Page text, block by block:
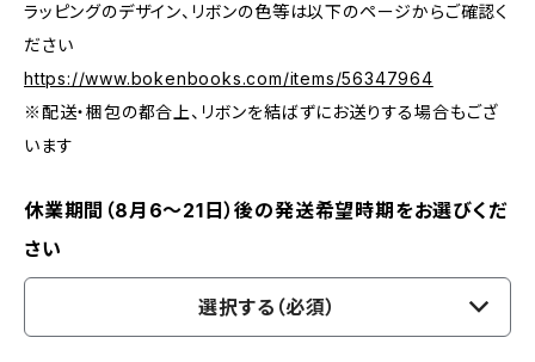
ラッピングのデザイン、リボンの色等は以下のページからご確認く
ださい
https://www.bokenbooks.com/items/56347964
※配送・梱包の都合上、リボンを結ばずにお送りする場合もござ
います
休業期間（8月6〜21日）後の発送希望時期をお選びくだ
さい
選択する（必須）